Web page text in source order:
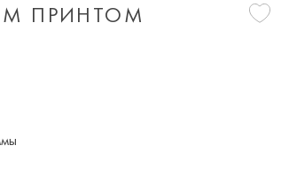
ПРИНТОМ